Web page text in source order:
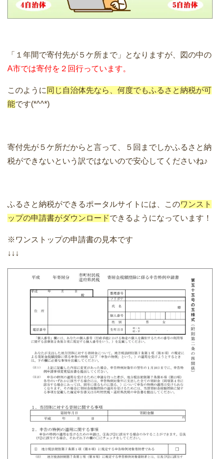
「１年間で寄付先が５ケ所まで」となりますが、図の中の
A市では寄付を２回行っています。
このように 同じ自治体先なら、何度でもふるさと納税が可
能です(*^^*)
寄付先が５ケ所だからと言って、５回までしかふるさと納
税ができないという訳ではないので安心してくださいね♪
ふるさと納税ができるポータルサイトには、このワンスト
ップの申請書がダウンロードできるようになっています！
※ワンストップの申請書の見本です
↓↓↓